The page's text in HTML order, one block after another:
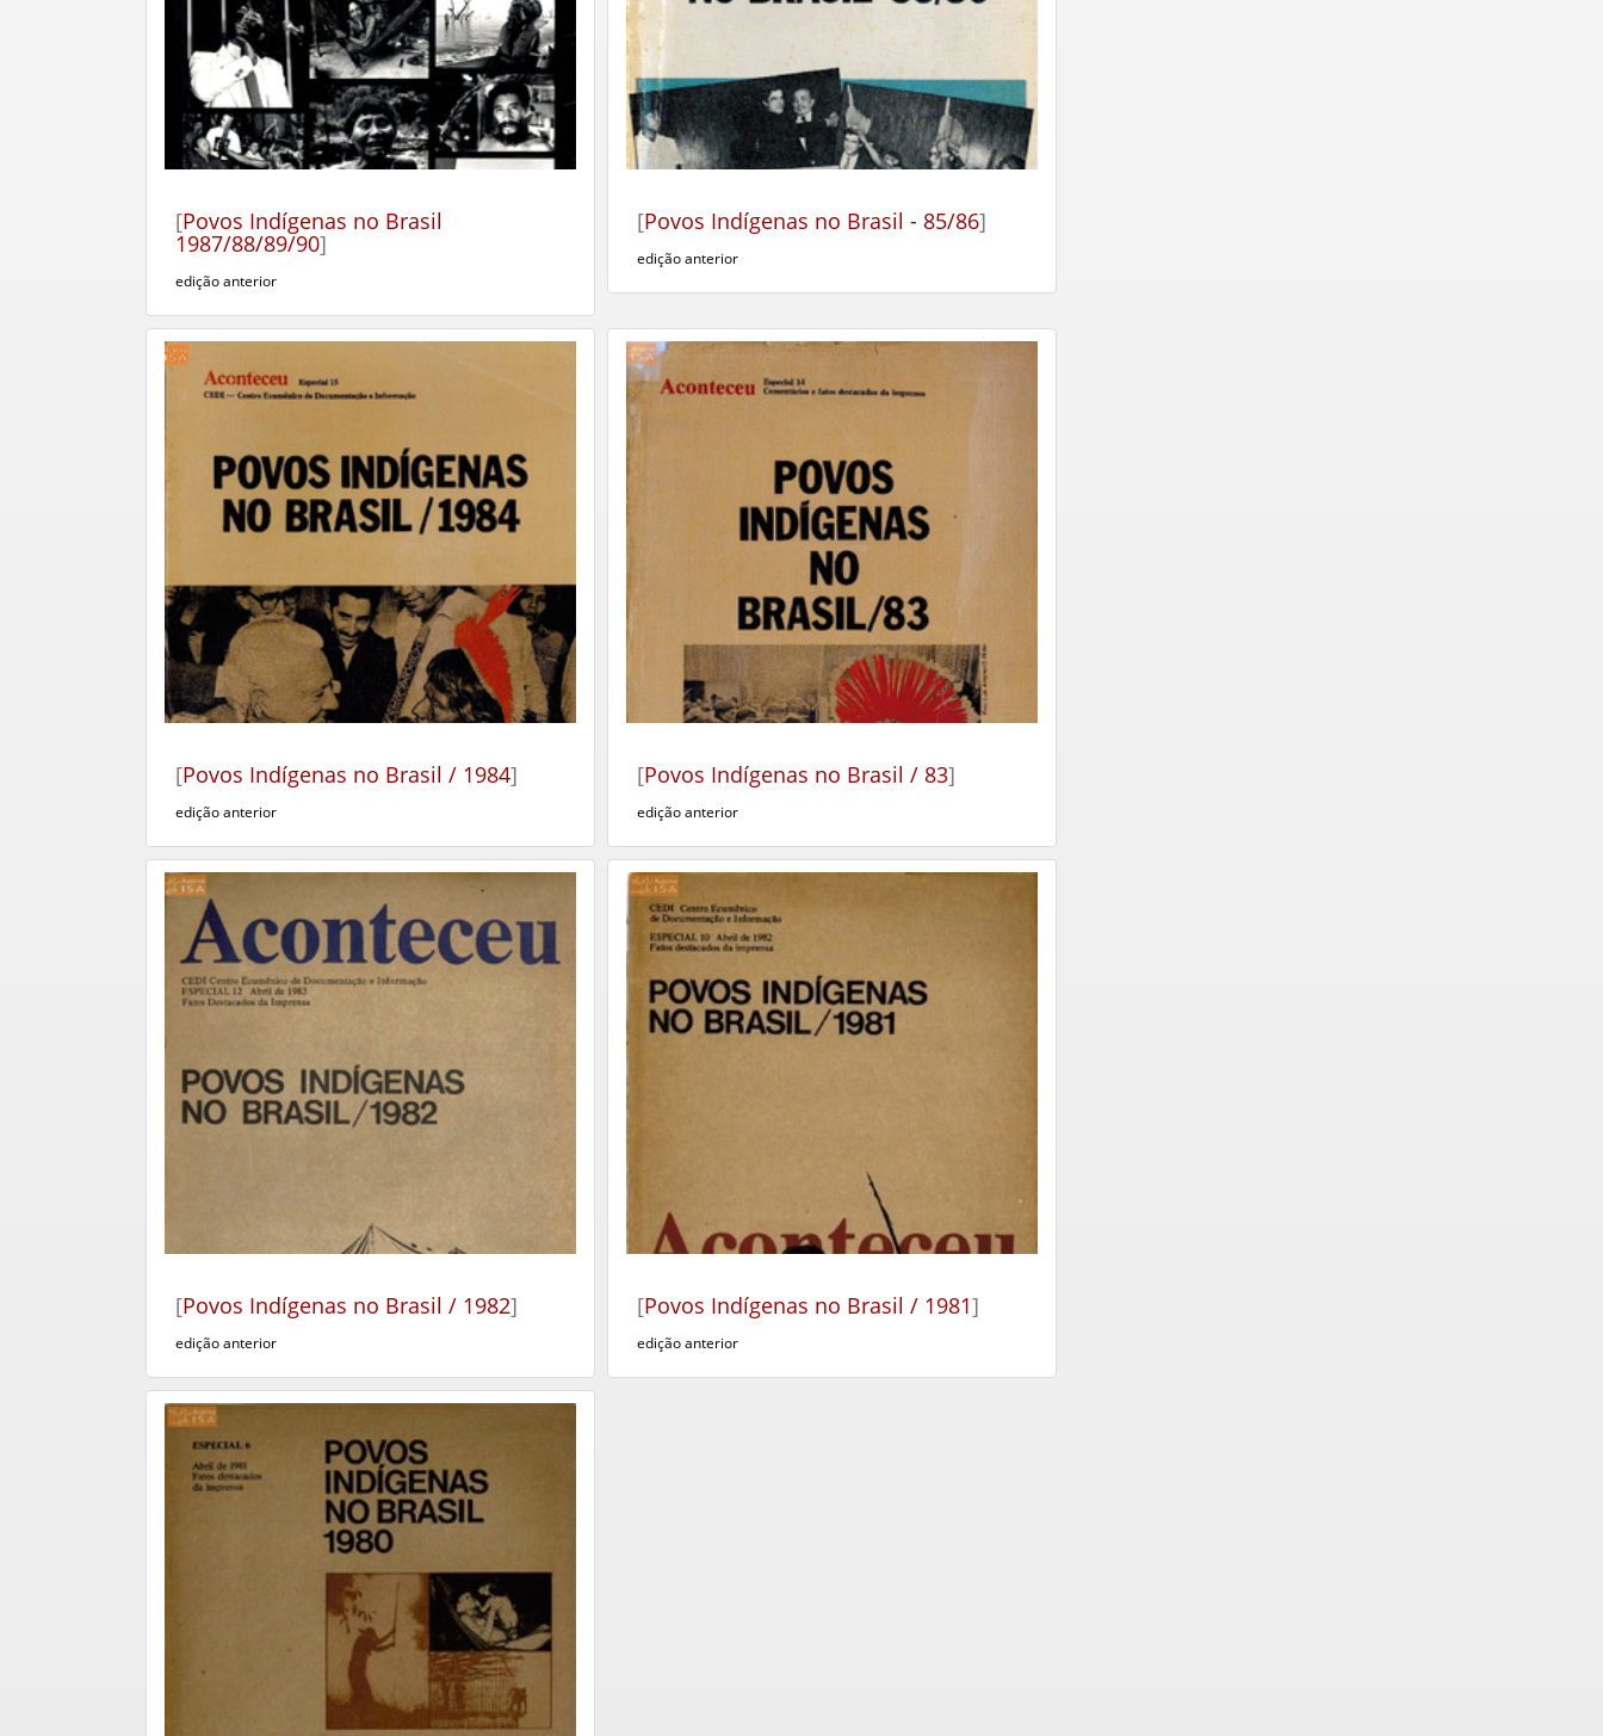
[Povos Indígenas no Brasil
1987/88/89/90]
edição anterior
[Povos Indígenas no Brasil - 85/86]
edição anterior
[Povos Indígenas no Brasil / 1984]
edição anterior
[Povos Indígenas no Brasil / 83]
edição anterior
[Povos Indígenas no Brasil / 1982]
edição anterior
[Povos Indígenas no Brasil / 1981]
edição anterior